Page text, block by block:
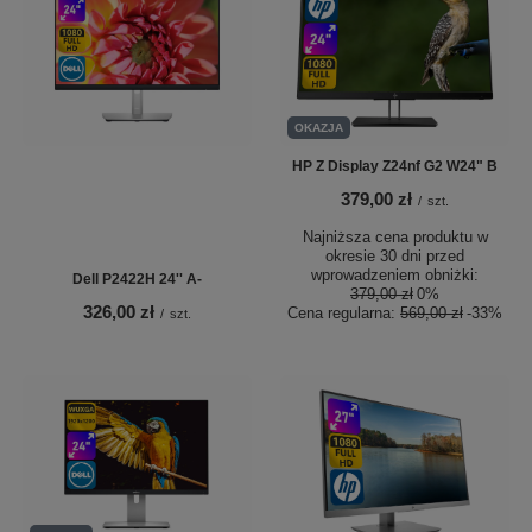
Dell P2422H 24'' A-
326,00 zł / szt.
OKAZJA
HP Z Display Z24nf G2 W24" B
379,00 zł / szt.
Najniższa cena produktu w
okresie 30 dni przed
wprowadzeniem obniżki:
379,00 zł 0%
Cena regularna: 569,00 zł -33%